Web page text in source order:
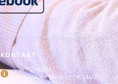
KONTAKT
NIE ZWLEKAJ
PRACA NIE NAPISZE SIĘ SAMA!